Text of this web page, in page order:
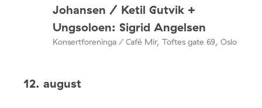
Johansen / Ketil Gutvik +
Ungsoloen: Sigrid Angelsen
Konsertforeninga / Café Mir, Toftes gate 69, Oslo
12. august